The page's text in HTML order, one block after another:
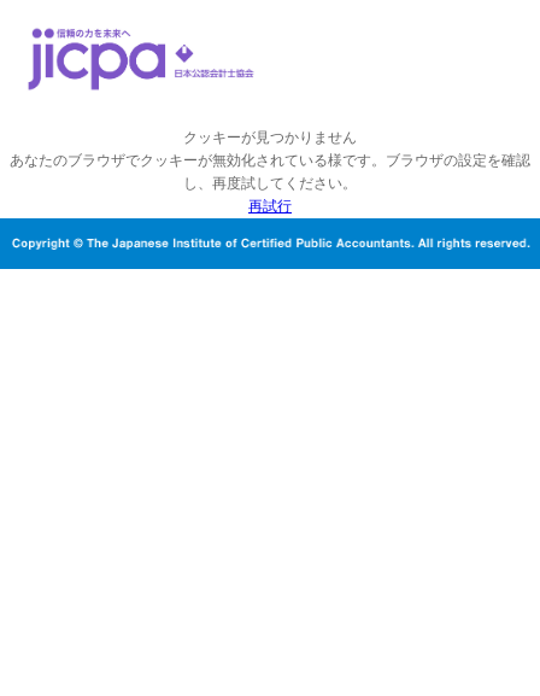
クッキーが見つかりません
あなたのブラウザでクッキーが無効化されている様です。ブラウザの設定を確認
し、再度試してください。
再試行